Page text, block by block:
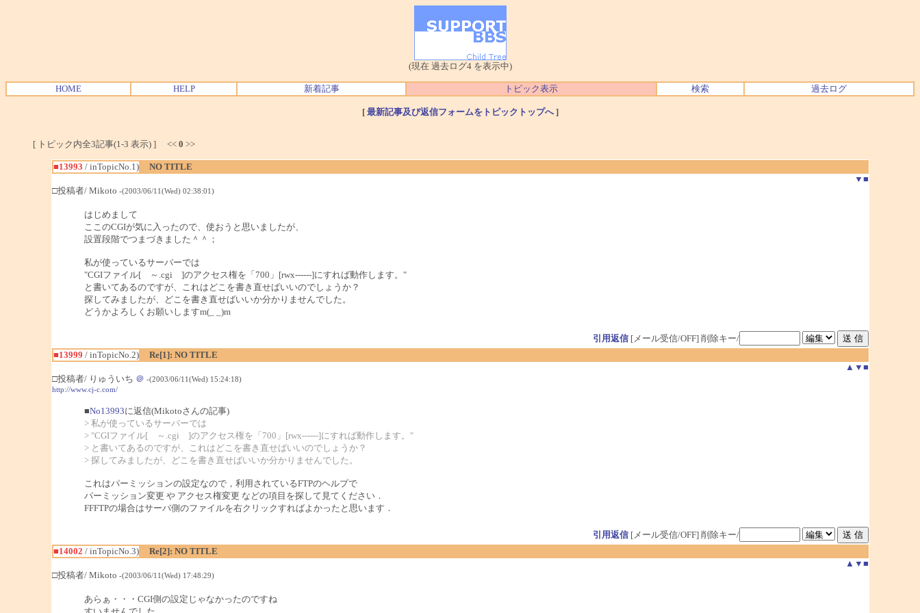
(現在 過去ログ4 を表示中)
HOME HELP 新着記事 トピック表示 検索 過去ログ
[ 最新記事及び返信フォームをトピックトップへ]
[ トピック内全3記事(1-3 表示) ] << 0 >>
■13993 / inTopicNo.1)
NO TITLE
▼ ■
□投稿者/ Mikoto -(2003/06/11(Wed) 02:38:01)
はじめまして
ここのCGIが気に入ったので、使おうと思いましたが、
設置段階でつまづきました＾＾；
私が使っているサーバーでは
"CGIファイル[ ～.cgi ]のアクセス権を「700」[rwx------]にすれば動作します。"
と書いてあるのですが、これはどこを書き直せばいいのでしょうか？
探してみましたが、どこを書き直せばいいか分かりませんでした。
どうかよろしくお願いしますm(_ _)m
引用返信[メール受信/OFF] 削除キー/
■13999 / inTopicNo.2)
Re[1]: NO TITLE
▲ ▼ ■
□投稿者/ りゅういち ＠ -(2003/06/11(Wed) 15:24:18)
http://www.cj-c.com/
■No13993に返信(Mikotoさんの記事)
> 私が使っているサーバーでは
> "CGIファイル[ ～.cgi ]のアクセス権を「700」[rwx------]にすれば動作します。"
> と書いてあるのですが、これはどこを書き直せばいいのでしょうか？
> 探してみましたが、どこを書き直せばいいか分かりませんでした。
これはパーミッションの設定なので，利用されているFTPのヘルプで
パーミッション変更 や アクセス権変更 などの項目を探して見てください．
FFFTPの場合はサーバ側のファイルを右クリックすればよかったと思います．
引用返信[メール受信/OFF] 削除キー/
■14002 / inTopicNo.3)
Re[2]: NO TITLE
▲ ▼ ■
□投稿者/ Mikoto -(2003/06/11(Wed) 17:48:29)
あらぁ・・・CGI側の設定じゃなかったのですね